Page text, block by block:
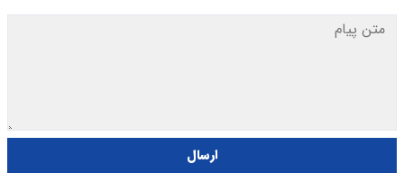
ارسال